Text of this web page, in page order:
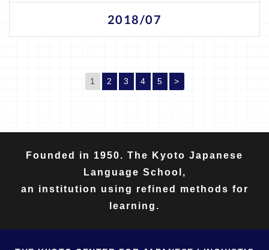
2018/07
1 (現位置)
2 3 4 5 >
Founded in 1950. The Kyoto Japanese
Language School,
an institution using refined methods for
learning.